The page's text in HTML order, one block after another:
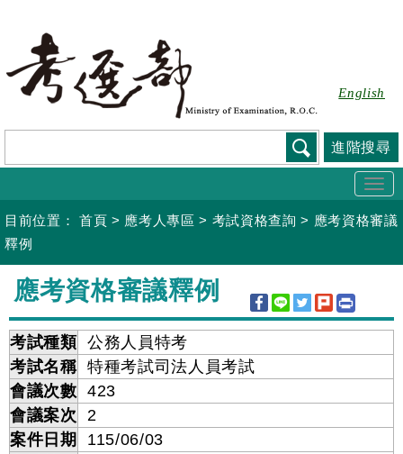
要
容
English
進階搜尋
目前位置： 首頁 > 應考人專區 > 考試資格查詢 > 應考資格審議
釋例
:::
應考資格審議釋例
考試種類 公務人員特考
考試名稱 特種考試司法人員考試
會議次數 423
會議案次
2
案件日期
115/06/03